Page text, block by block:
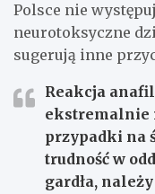
Polsce nie
neurotoksyczne
sugerują inne
Reakcja
ekstremalnie
przypadki na
trudność w
gardła,